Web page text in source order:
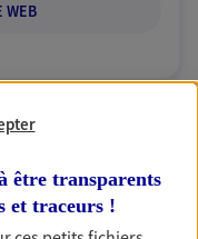
WEB
exclusif AXA
Malmaison
être transparents
et traceurs !